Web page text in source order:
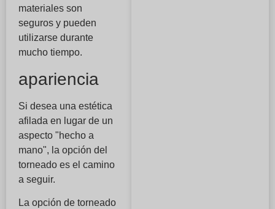
materiales son
seguros y pueden
utilizarse durante
mucho tiempo.
apariencia
Si desea una estética
afilada en lugar de un
aspecto "hecho a
mano", la opción del
torneado es el camino
a seguir.
La opción de torneado